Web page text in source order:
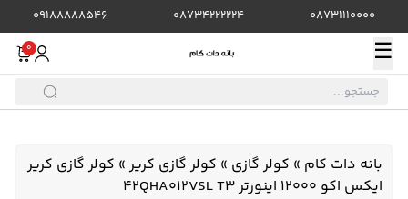
08731110000
08734222224
09188888546
☰
0
بانه دات کام » کولر گازی » کولر گازی کریر» کولر گازی کریر
ایکس اکو 12000 اینورتر 42QHA012VSL T3